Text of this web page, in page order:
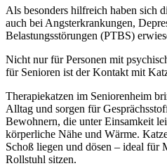
Als besonders hilfreich haben sich
auch bei Angsterkrankungen,
Belastungsstörungen (PTBS)
Nicht nur für Personen mit
für Senioren ist der Kontakt mit
Therapiekatzen im Seniorenheim
Alltag und sorgen für
Bewohnern, die unter Einsamkeit
körperliche Nähe und Wärme.
Schoß liegen und dösen – ideal für
Rollstuhl sitzen.